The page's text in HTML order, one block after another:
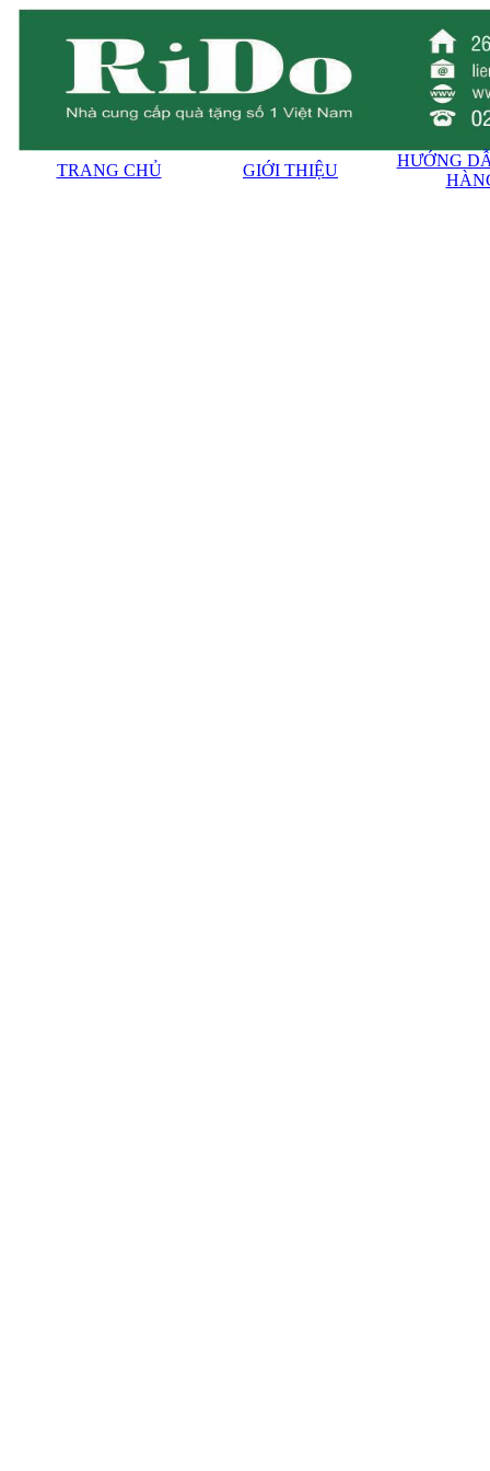
TRANG CHỦ GIỚI THIỆU
HƯỚNG